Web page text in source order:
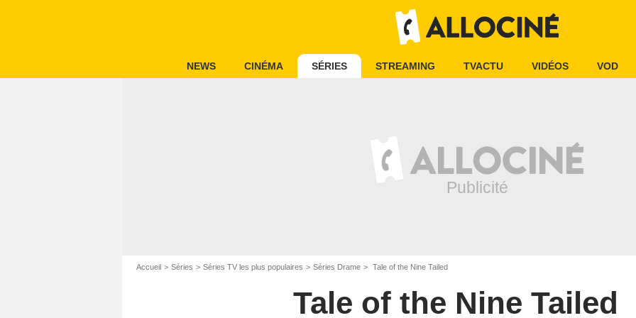
NEWS CINÉMA SÉRIES STREAMING TVACTU VIDÉOS VOD
Accueil Séries Séries TV les plus populaires Séries Drame Tale of the Nine Tailed
Tale of the Nine Tailed